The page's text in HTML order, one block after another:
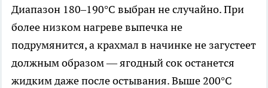
Диапазон 180–190°C выбран не случайно. При
более низком нагреве выпечка не
подрумянится, а крахмал в начинке не загустеет
должным образом — ягодный сок останется
жидким даже после остывания. Выше 200°C